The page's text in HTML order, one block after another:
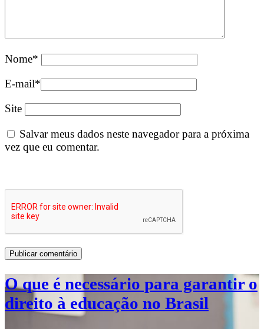
Nome*
E-mail*
Site
Salvar meus dados neste navegador para a próxima
vez que eu comentar.
O que é necessário para garantir o
direito à educação no Brasil